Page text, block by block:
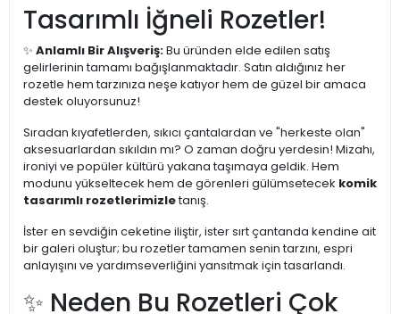
Tasarımlı İğneli Rozetler!
✨ Anlamlı Bir Alışveriş:Bu üründen elde edilen satış
gelirlerinin tamamı bağışlanmaktadır. Satın aldığınız her
rozetle hem tarzınıza neşe katıyor hem de güzel bir amaca
destek oluyorsunuz!
Sıradan kıyafetlerden, sıkıcı çantalardan ve "herkeste olan"
aksesuarlardan sıkıldın mı? O zaman doğru yerdesin! Mizahı,
ironiyi ve popüler kültürü yakana taşımaya geldik. Hem
modunu yükseltecek hem de görenleri gülümsetecek komik
tasarımlı rozetlerimizletanış.
İster en sevdiğin ceketine iliştir, ister sırt çantanda kendine ait
bir galeri oluştur; bu rozetler tamamen senin tarzını, espri
anlayışını ve yardımseverliğini yansıtmak için tasarlandı.
✨ Neden Bu Rozetleri Çok